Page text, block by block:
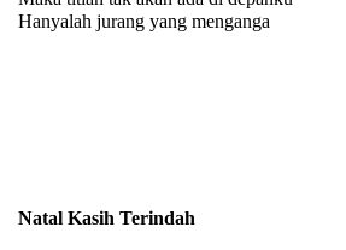
Hanyalah jurang yang menganga
Natal Kasih Terindah